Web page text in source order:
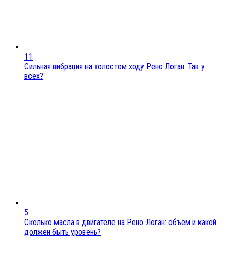
11
Сильная вибрация на холостом ходу Рено Логан. Так у
всех?
5
Сколько масла в двигателе на Рено Логан: объём и какой
должен быть уровень?